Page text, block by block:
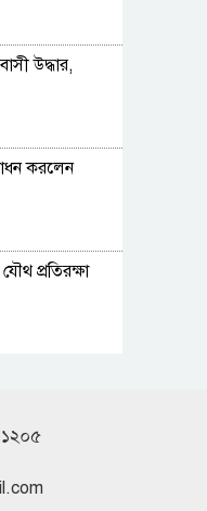
উদ্ধার,
করলেন
প্রতিরক্ষা
করলেন
-১২০৫